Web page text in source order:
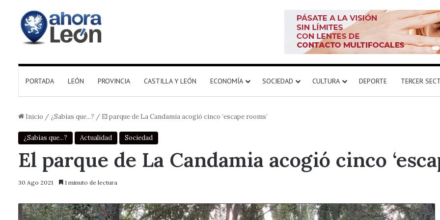
PORTADA LEÓN PROVINCIA CASTILLA Y LEÓN ECONOMÍA SOCIEDAD CULTURA DEPORTE TERCER
Inicio / ¿Sabías que...? / El parque de La Candamia acogió cinco ‘escape rooms’
¿Sabías que...? Actualidad Sociedad
El parque de La Candamia acogió cinco
30 Ago 2021 1 minuto de lectura